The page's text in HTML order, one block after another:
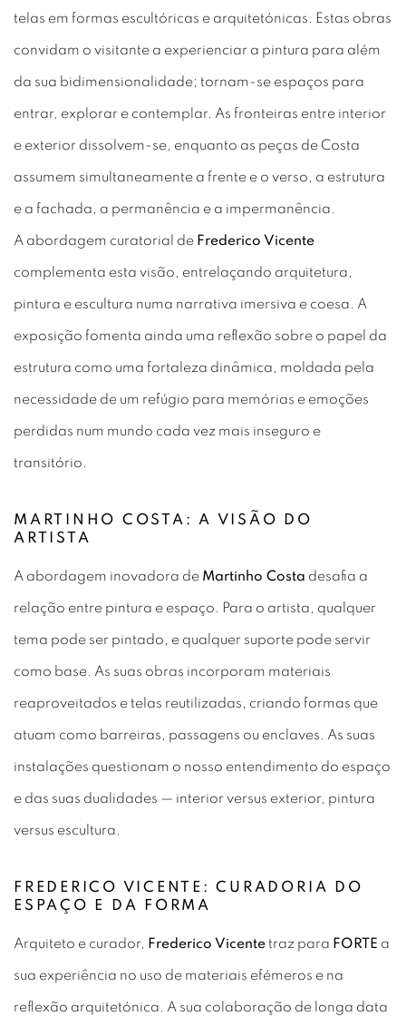
telas em formas escultóricas e arquitetónicas. Estas obras
convidam o visitante a experienciar a pintura para além
da sua bidimensionalidade; tornam-se espaços para
entrar, explorar e contemplar. As fronteiras entre interior
e exterior dissolvem-se, enquanto as peças de Costa
assumem simultaneamente a frente e o verso, a estrutura
e a fachada, a permanência e a impermanência.
A abordagem curatorial de Frederico Vicente
complementa esta visão, entrelaçando arquitetura,
pintura e escultura numa narrativa imersiva e coesa. A
exposição fomenta ainda uma reflexão sobre o papel da
estrutura como uma fortaleza dinâmica, moldada pela
necessidade de um refúgio para memórias e emoções
perdidas num mundo cada vez mais inseguro e
transitório.
MARTINHO COSTA: A VISÃO DO
ARTISTA
A abordagem inovadora de Martinho Costa desafia a
relação entre pintura e espaço. Para o artista, qualquer
tema pode ser pintado, e qualquer suporte pode servir
como base. As suas obras incorporam materiais
reaproveitados e telas reutilizadas, criando formas que
atuam como barreiras, passagens ou enclaves. As suas
instalações questionam o nosso entendimento do espaço
e das suas dualidades — interior versus exterior, pintura
versus escultura.
FREDERICO VICENTE: CURADORIA DO
ESPAÇO E DA FORMA
Arquiteto e curador, Frederico Vicente traz para FORTE a
sua experiência no uso de materiais efémeros e na
reflexão arquitetónica. A sua colaboração de longa data